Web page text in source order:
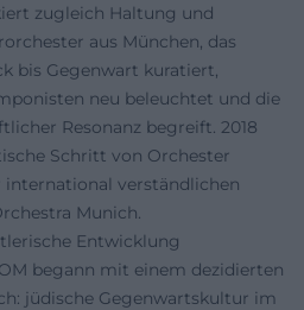
zugleich Haltung und
aus München, das
bis Gegenwart kuratiert,
neu beleuchtet und die
Resonanz begreift. 2018
Schritt von Orchester
international verständlichen
Munich.
Entwicklung
begann mit einem dezidierten
jüdische Gegenwartskultur im